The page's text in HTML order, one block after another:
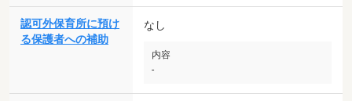
認可外保育所に預け
る保護者への補助
なし
内容
-